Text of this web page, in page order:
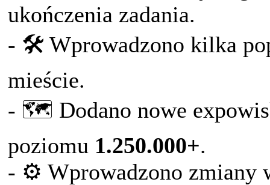
ukończenia zadania.
- 🛠️ Wprowadzono kilka
mieście.
- 🗺️ Dodano nowe
poziomu 1.250.000+.
- ⚙️ Wprowadzono zmiany